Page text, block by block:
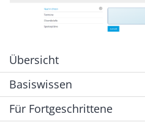
Übersicht
Basiswissen
Für Fortgeschrittene